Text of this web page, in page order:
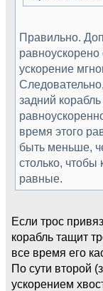
Правильно.
ускорение
задний
время этого
быть меньше,
столько, чтобы
равные.
Если трос
корабль тащит
все время его
По сути второй
ускорением